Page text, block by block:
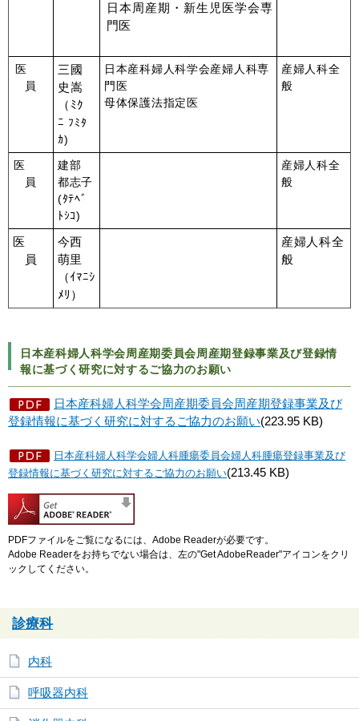
日本周産期・新生児医学会専
門医
医
員
三國
史嵩
（ﾐｸ
ﾆ ﾌﾐﾀ
ｶ)
日本産科婦人科学会産婦人科専
門医
母体保護法指定医
産婦人科全
般
医
員
建部
都志子
(ﾀﾃﾍﾞ
ﾄｼｺ)
産婦人科全
般
医
員
今西
萌里
（ｲﾏﾆｼ
ﾒﾘ）
産婦人科全
般
日本産科婦人科学会周産期委員会周産期登録事業及び登録情
報に基づく研究に対するご協力のお願い
日本産科婦人科学会周産期委員会周産期登録事業及び
登録情報に基づく研究に対するご協力のお願い(223.95 KB)
日本産科婦人科学会婦人科腫瘍委員会婦人科腫瘍登録事業及び
登録情報に基づく研究に対するご協力のお願い(213.45 KB)
PDFファイルをご覧になるには、Adobe Readerが必要です。
Adobe Readerをお持ちでない場合は、左の"Get AdobeReader"アイコンをクリ
ックしてください。
診療科
内科
呼吸器内科